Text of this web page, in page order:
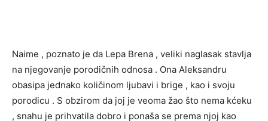
Naime , poznato je da Lepa Brena , veliki naglasak stavlja
na njegovanje porodičnih odnosa . Ona Aleksandru
obasipa jednako količinom ljubavi i brige , kao i svoju
porodicu . S obzirom da joj je veoma žao što nema kćeku
, snahu je prihvatila dobro i ponaša se prema njoj kao